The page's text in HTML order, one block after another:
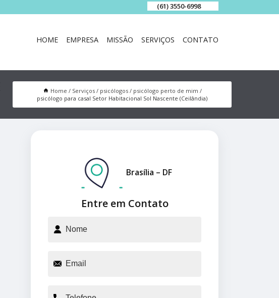
(61) 3550-6998
HOME EMPRESA MISSÃO SERVIÇOS CONTATO
Home Serviços psicólogos
psicólogo perto de mim
psicólogo para casal Setor Habitacional Sol Nascente (Ceilândia)
Entre em Contato
Brasília – DF